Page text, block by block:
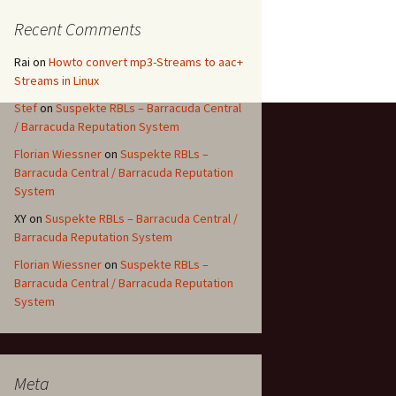
Recent Comments
Rai on Howto convert mp3-Streams to aac+
Streams in Linux
StefonSuspekte RBLs – Barracuda Central
/ Barracuda Reputation System
Florian Wiessneron Suspekte RBLs –
Barracuda Central / Barracuda Reputation
System
XYon Suspekte RBLs – Barracuda Central /
Barracuda Reputation System
Florian Wiessneron Suspekte RBLs –
Barracuda Central / Barracuda Reputation
System
Meta